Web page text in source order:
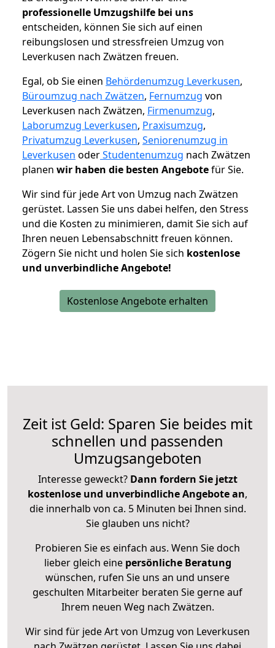
professionelle Umzugshilfe bei uns
entscheiden, können Sie sich auf einen
reibungslosen und stressfreien Umzug von
Leverkusen nach Zwätzen freuen.
Egal, ob Sie einen Behördenumzug Leverkusen,
Büroumzug nach Zwätzen, Fernumzug von
Leverkusen nach Zwätzen, Firmenumzug,
Laborumzug Leverkusen, Praxisumzug,
Privatumzug Leverkusen, Seniorenumzug in
Leverkusen oderStudentenumzug nach Zwätzen
planen wir haben die besten Angebotefür Sie.
Wir sind für jede Art von Umzug nach Zwätzen
gerüstet. Lassen Sie uns dabei helfen, den Stress
und die Kosten zu minimieren, damit Sie sich auf
Ihren neuen Lebensabschnitt freuen können.
Zögern Sie nicht und holen Sie sich kostenlose
und unverbindliche Angebote!
Kostenlose Angebote erhalten
Zeit ist Geld: Sparen Sie beides mit
schnellen und passenden
Umzugsangeboten
Interesse geweckt? Dann fordern Sie jetzt
kostenlose und unverbindliche Angebote an,
die innerhalb von ca. 5 Minuten bei Ihnen sind.
Sie glauben uns nicht?
Probieren Sie es einfach aus. Wenn Sie doch
lieber gleich eine persönliche Beratung
wünschen, rufen Sie uns an und unsere
geschulten Mitarbeiter beraten Sie gerne auf
Ihrem neuen Weg nach Zwätzen.
Wir sind für jede Art von Umzug von Leverkusen